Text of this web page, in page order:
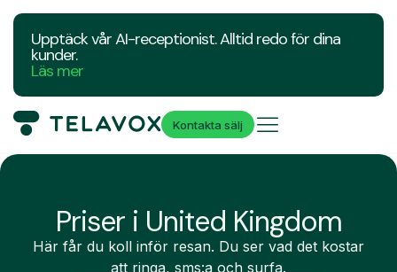
Upptäck vår AI-receptionist. Alltid redo för dina
kunder.
Läs mer
Kontakta sälj
Priser i United Kingdom
Här får du koll inför resan. Du ser vad det kostar
att ringa, sms:a och surfa.